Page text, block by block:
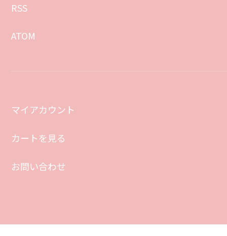
RSS
ATOM
マイアカウント
カートを見る
お問い合わせ